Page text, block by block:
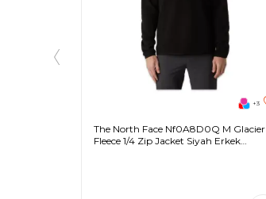
+3
The North Face Nf0A8D0Q M Glacier
Fleece 1/4 Zip Jacket Siyah Erkek